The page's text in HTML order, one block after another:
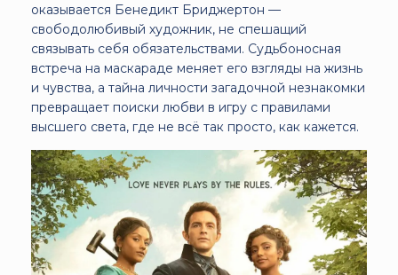
оказывается Бенедикт Бриджертон —
свободолюбивый художник, не спешащий
связывать себя обязательствами. Судьбоносная
встреча на маскараде меняет его взгляды на жизнь
и чувства, а тайна личности загадочной незнакомки
превращает поиски любви в игру с правилами
высшего света, где не всё так просто, как кажется.